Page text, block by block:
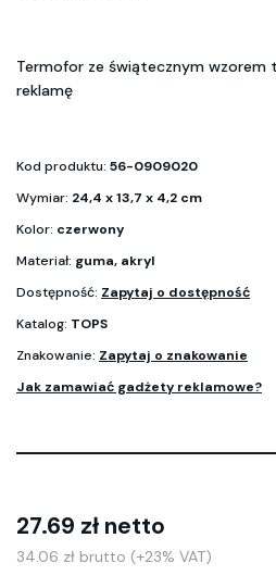
Termofor ze świątecznym wzorem
reklamę
Kod produktu: 56-0909020
Wymiar: 24,4 x 13,7 x 4,2 cm
Kolor: czerwony
Materiał: guma, akryl
Dostępność: Zapytaj o dostępność
Katalog: TOPS
Znakowanie: Zapytaj o znakowanie
Jak zamawiać gadżety reklamowe?
27.69 zł netto
34.06 zł brutto (+23% VAT)